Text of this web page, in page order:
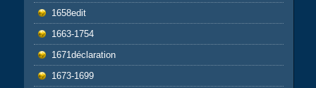
1658edit
1663-1754
1671déclaration
1673-1699